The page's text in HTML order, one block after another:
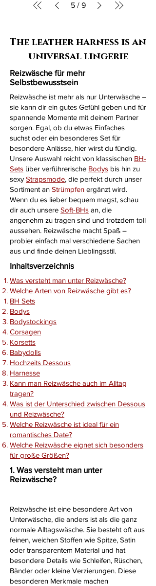
5 / 9
The leather harness is an
universal lingerie
Reizwäsche für mehr
Selbstbewusstsein
Reizwäsche ist mehr als nur Unterwäsche –
sie kann dir ein gutes Gefühl geben und für
spannende Momente mit deinem Partner
sorgen. Egal, ob du etwas Einfaches
suchst oder ein besonderes Set für
besondere Anlässe, hier wirst du fündig.
Unsere Auswahl reicht von klassischen BH-
Sets über verführerische Bodys bis hin zu
sexy Strapsmode, die perfekt durch unser
Sortiment an Strümpfen ergänzt wird.
Wenn du es lieber bequem magst, schau
dir auch unsere Soft-BHs an, die
angenehm zu tragen sind und trotzdem toll
aussehen. Reizwäsche macht Spaß –
probier einfach mal verschiedene Sachen
aus und finde deinen Lieblingsstil.
Inhaltsverzeichnis
Was versteht man unter Reizwäsche?
Welche Arten von Reizwäsche gibt es?
BH Sets
Bodys
Bodystockings
Corsagen
Korsetts
Babydolls
Hochzeits Dessous
Harnesse
Kann man Reizwäsche auch im Alltag
tragen?
Was ist der Unterschied zwischen Dessous
und Reizwäsche?
Welche Reizwäsche ist ideal für ein
romantisches Date?
Welche Reizwäsche eignet sich besonders
für große Größen?
1. Was versteht man unter
Reizwäsche?
Reizwäsche ist eine besondere Art von
Unterwäsche, die anders ist als die ganz
normale Alltagswäsche. Sie besteht oft aus
feinen, weichen Stoffen wie Spitze, Satin
oder transparentem Material und hat
besondere Details wie Schleifen, Rüschen,
Bänder oder kleine Verzierungen. Diese
besonderen Merkmale machen